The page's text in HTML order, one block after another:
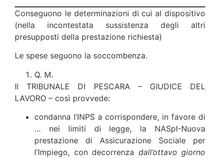
Conseguono le determinazioni di cui al dispositivo
(nella incontestata sussistenza degli altri
presupposti della prestazione richiesta)
Le spese seguono la soccombenza.
Q. M.
Il TRIBUNALE DI PESCARA – GIUDICE DEL
LAVORO – così provvede:
condanna l’INPS a corrispondere, in favore di
… nei limiti di legge, la NASpI-Nuova
prestazione di Assicurazione Sociale per
l’Impiego, con decorrenza dall’ottavo giorno